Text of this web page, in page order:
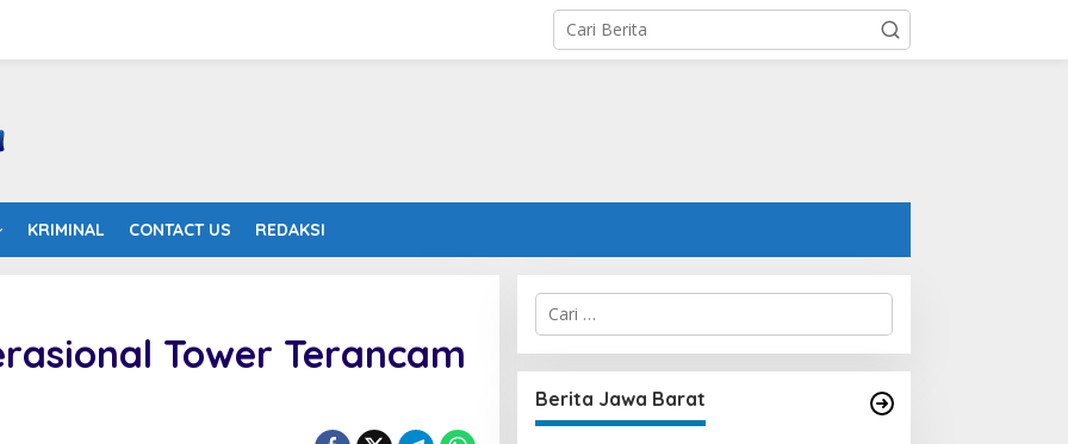
KRIMINAL CONTACT US REDAKSI
Tower Terancam
C
i
u
n
t
Berita Jawa Barat